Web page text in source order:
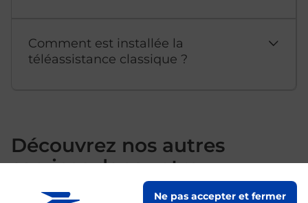
Ne pas accepter et fermer
Comment est installée la
téléassistance classique ?
Découvrez nos autres
services dans votre
commune Agon Coutainville